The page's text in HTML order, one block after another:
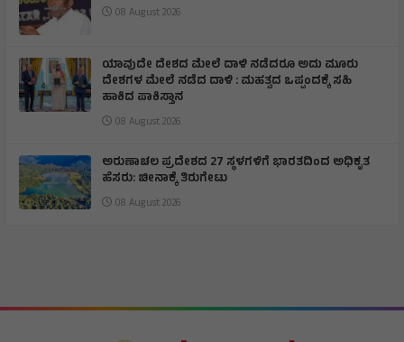
08 August 2026
ಯಾವುದೇ ದೇಶದ ಮೇಲೆ ದಾಳಿ ನಡೆದರೂ ಅದು ಮೂರು
ದೇಶಗಳ ಮೇಲೆ ನಡೆದ ದಾಳಿ : ಮಹತ್ವದ ಒಪ್ಪಂದಕ್ಕೆ ಸಹಿ
ಹಾಕಿದ ಪಾಕಿಸ್ತಾನ
08 August 2026
ಅರುಣಾಚಲ ಪ್ರದೇಶದ 27 ಸ್ಥಳಗಳಿಗೆ ಭಾರತದಿಂದ ಅಧಿಕೃತ
ಹೆಸರು: ಚೀನಾಕ್ಕೆ ತಿರುಗೇಟು
08 August 2026